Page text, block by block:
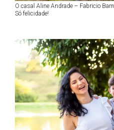
O casal Aline Andrade – Fabricio
Só felicidade!